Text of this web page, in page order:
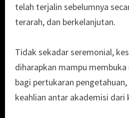
telah terjalin sebelumnya
terarah, dan berkelanjutan.
Tidak sekadar seremonial,
diharapkan mampu membuka
bagi pertukaran
keahlian antar akademisi dari